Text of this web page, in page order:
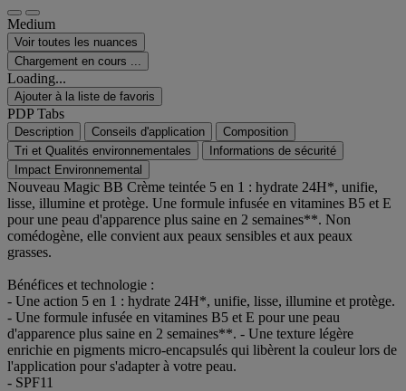
Medium
Voir toutes les nuances
Chargement en cours ...
Loading...
Ajouter à la liste de favoris
PDP Tabs
Description Conseils d'application
Composition
Tri et Qualités environnementales
Informations de sécurité
Impact Environnemental
Nouveau Magic BB Crème teintée 5 en 1 : hydrate 24H*, unifie,
lisse, illumine et protège. Une formule infusée en vitamines B5 et E
pour une peau d'apparence plus saine en 2 semaines**. Non
comédogène, elle convient aux peaux sensibles et aux peaux
grasses.
Bénéfices et technologie :
- Une action 5 en 1 : hydrate 24H*, unifie, lisse, illumine et protège.
- Une formule infusée en vitamines B5 et E pour une peau
d'apparence plus saine en 2 semaines**. - Une texture légère
enrichie en pigments micro-encapsulés qui libèrent la couleur lors de
l'application pour s'adapter à votre peau.
- SPF11